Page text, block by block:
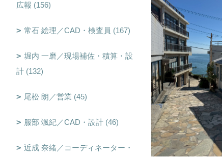
広報 (156)
常石 絵理／CAD・検査員 (167)
堀内 一磨／現場補佐・積算・設
計 (132)
尾松 朗／営業 (45)
服部 颯紀／CAD・設計 (46)
近成 奈緒／コーディネーター・